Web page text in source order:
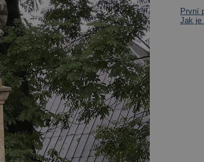
První
Jak je